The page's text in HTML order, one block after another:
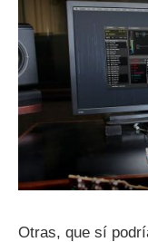
Otras, que sí